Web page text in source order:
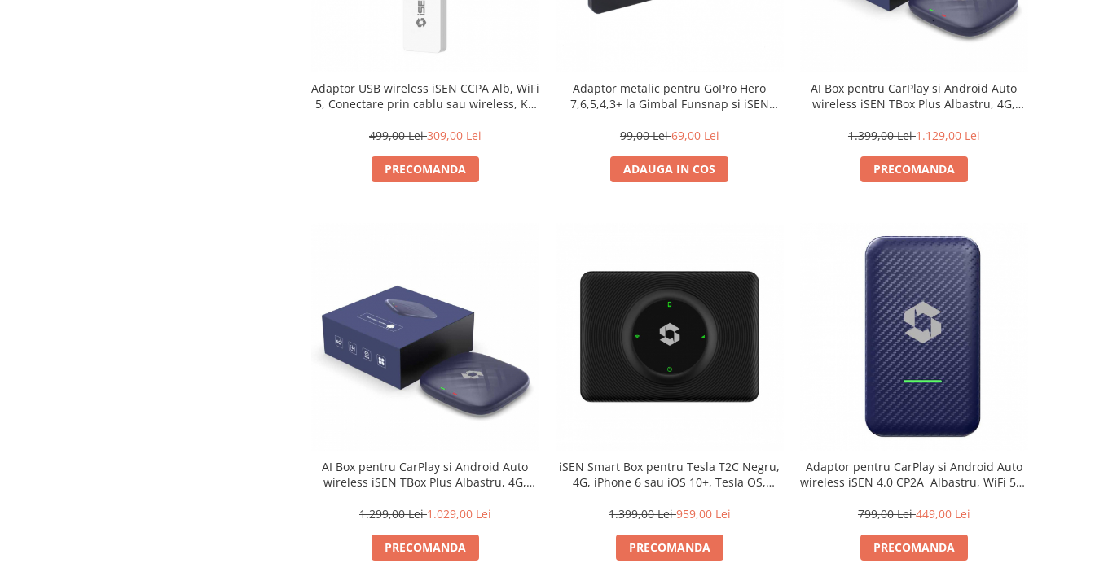
Adaptor USB wireless iSEN CCPA Alb, WiFi
5, Conectare prin cablu sau wireless, Kit
499,00 Lei309,00 Lei
PRECOMANDA
Adaptor metalic pentru GoPro Hero
7,6,5,4,3+ la Gimbal Funsnap si iSEN
99,00 Lei69,00 Lei
ADAUGA IN COS
AI Box pentru CarPlay si Android Auto
wireless iSEN TBox Plus Albastru, 4G,
Qualcomm OctaCore, GPS
1.399,00 Lei1.129,00 Lei
PRECOMANDA
AI Box pentru CarPlay si Android Auto
wireless iSEN TBox Plus Albastru, 4G,
Qualcomm OctaCore, GPS
1.299,00 Lei1.029,00 Lei
PRECOMANDA
iSEN Smart Box pentru Tesla T2C Negru,
4G, iPhone 6 sau iOS 10+, Tesla OS,
Siri, Indicator LED
1.399,00 Lei959,00 Lei
PRECOMANDA
Adaptor pentru CarPlay si Android Auto
wireless iSEN 4.0 CP2A Albastru, WiFi 5G,
799,00 Lei449,00 Lei
PRECOMANDA